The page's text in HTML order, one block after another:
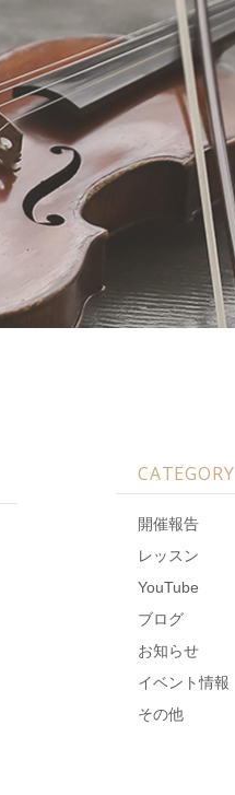
CATEGORY
開催報告
レッスン
YouTube
ブログ
お知らせ
イベント情報
その他